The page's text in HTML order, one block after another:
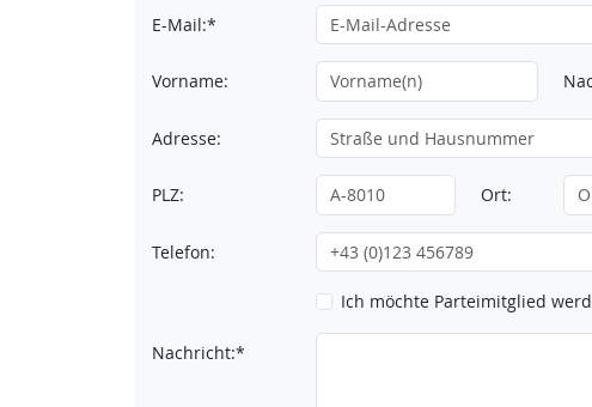
E-Mail:*
Vorname:
Adresse:
PLZ: Ort:
Telefon:
Ich möchte Parteimitglied
Nachricht:*